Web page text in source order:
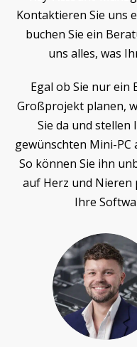
Kontaktieren Sie uns
buchen Sie ein
uns alles, was
Egal ob Sie nur ein
Großprojekt planen,
Sie da und
gewünschten Mini-
So können Sie ihn
auf Herz und Nieren
Ihre